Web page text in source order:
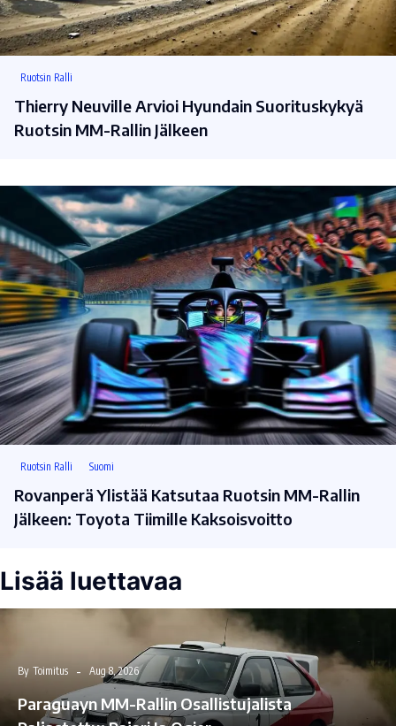
Ruotsin Ralli
Thierry Neuville Arvioi Hyundain Suorituskykyä
Ruotsin MM-Rallin Jälkeen
Ruotsin Ralli Suomi
Rovanperä Ylistää Katsutaa Ruotsin MM-Rallin
Jälkeen: Toyota Tiimille Kaksoisvoitto
Lisää luettavaa
By Toimitus Aug 8, 2026
Paraguayn MM-Rallin Osallistujalista